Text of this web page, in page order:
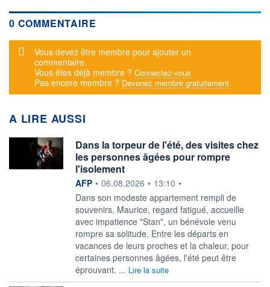
0 COMMENTAIRE
Message d'alerte
Vous devez être membre pour ajouter un
commentaire.
Vous êtes déjà membre ? Connectez-vous
Pas encore membre ? Devenez membre gratuitement
A LIRE AUSSI
Dans la torpeur de l'été, des visites chez
les personnes âgées pour rompre
l'isolement
information fournie par
AFP • 06.08.2026 • 13:10 •
Dans son modeste appartement rempli de
souvenirs, Maurice, regard fatigué, accueille
avec impatience "Stan", un bénévole venu
rompre sa solitude. Entre les départs en
vacances de leurs proches et la chaleur, pour
certaines personnes âgées, l'été peut être
éprouvant. ... Lire la suite